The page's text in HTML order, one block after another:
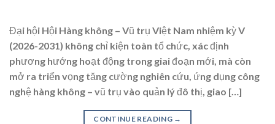
Đại hội Hội Hàng không – Vũ trụ Việt Nam nhiệm kỳ V
(2026-2031) không chỉ kiện toàn tổ chức, xác định
phương hướng hoạt động trong giai đoạn mới, mà còn
mở ra triển vọng tăng cường nghiên cứu, ứng dụng công
nghệ hàng không – vũ trụ vào quản lý đô thị, giao […]
CONTINUE READING →